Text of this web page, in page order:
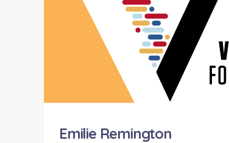
Emilie Remington